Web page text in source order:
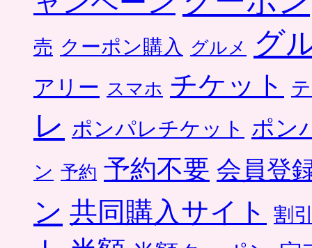
売 クーポン購入 グルメ グ
アリー スマホ チケット
レ ポンパレチケット ポン
ン 予約 予約不要 会員登
ン 共同購入サイト 割